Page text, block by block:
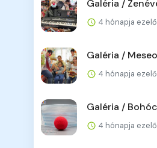
Galéria /
4 hónapja
Galéria /
4 hónapja
Galéria /
4 hónapja